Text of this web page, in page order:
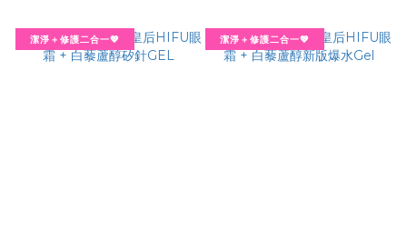
潔淨＋修護二合一💖 潔淨＋修護二合一💖